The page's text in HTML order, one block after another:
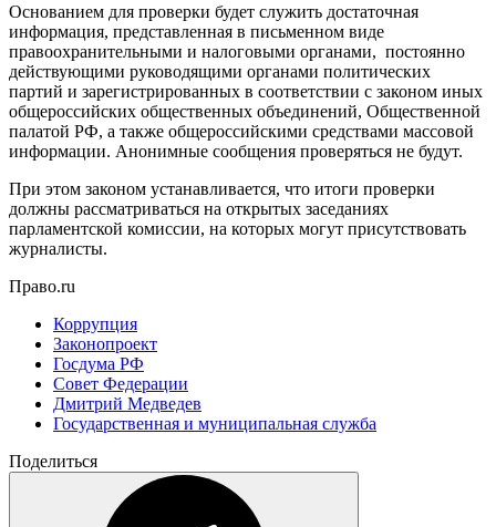
Основанием для проверки будет служить достаточная
информация, представленная в письменном виде
правоохранительными и налоговыми органами, постоянно
действующими руководящими органами политических
партий и зарегистрированных в соответствии с законом иных
общероссийских общественных объединений, Общественной
палатой РФ, а также общероссийскими средствами массовой
информации. Анонимные сообщения проверяться не будут.
При этом законом устанавливается, что итоги проверки
должны рассматриваться на открытых заседаниях
парламентской комиссии, на которых могут присутствовать
журналисты.
Право.ru
Коррупция
Законопроект
Госдума РФ
Совет Федерации
Дмитрий Медведев
Государственная и муниципальная служба
Поделиться